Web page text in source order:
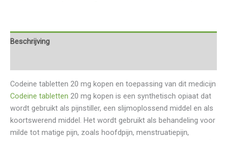
Beschrijving
Codeine tabletten 20 mg kopen en toepassing van dit medicijn
Codeine tabletten 20 mg kopen is een synthetisch opiaat dat
wordt gebruikt als pijnstiller, een slijmoplossend middel en als
koortswerend middel. Het wordt gebruikt als behandeling voor
milde tot matige pijn, zoals hoofdpijn, menstruatiepijn,